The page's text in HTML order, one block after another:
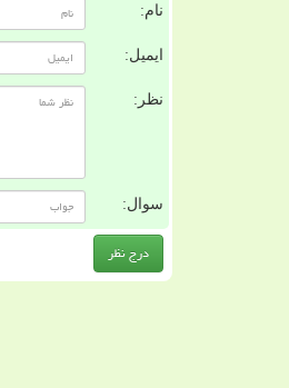
نام:
ایمیل:
نظر:
سوال: